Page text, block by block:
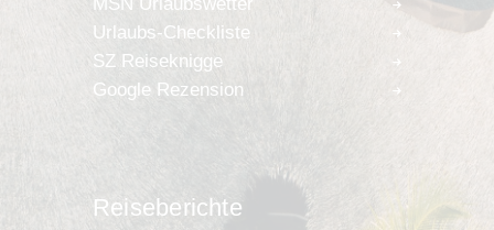
Urlaubs-Checkliste
SZ Reiseknigge
Google Rezension
Reiseberichte